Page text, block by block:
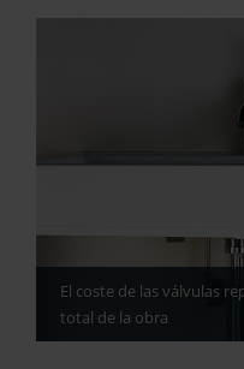
El coste de las válvulas
total de la obra